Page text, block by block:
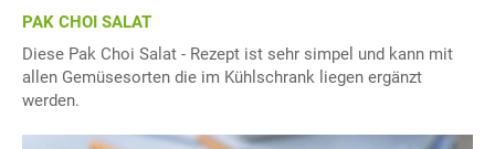
PAK CHOI SALAT
Diese Pak Choi Salat - Rezept ist sehr simpel und kann mit
allen Gemüsesorten die im Kühlschrank liegen ergänzt
werden.